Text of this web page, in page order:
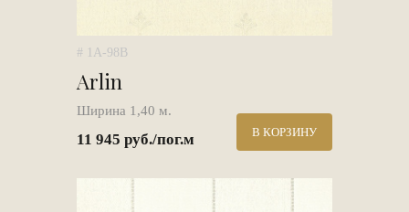
# 1A-98B
Arlin
Ширина 1,40 м.
11 945 руб./пог.м В КОРЗИНУ